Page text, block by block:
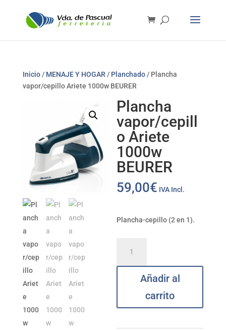
Inicio/ MENAJE Y HOGAR / Planchado/ Plancha
vapor/cepillo Ariete 1000w BEURER
Plancha
vapor/cepill
o Ariete
1000w
BEURER
59,00€ IVA Incl.
Plancha-cepillo (2 en 1).
vapor/cepillo
Ariete
Añadir al
carrito